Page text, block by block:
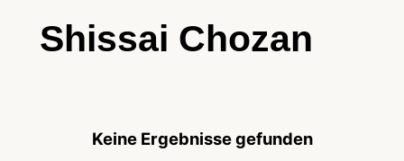
Shissai Chozan
Keine Ergebnisse gefunden